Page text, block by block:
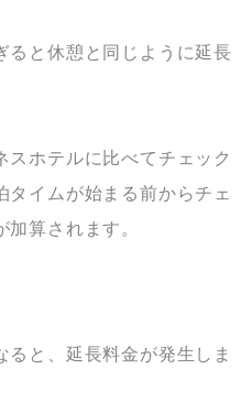
ると休憩と同じように延長
スホテルに比べてチェック
タイムが始まる前からチェ
算されます。
と、延長料金が発生しま